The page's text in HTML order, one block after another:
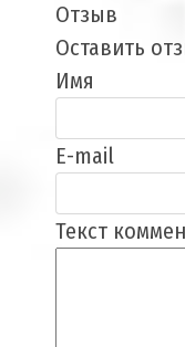
Отзыв
Оставить
Имя
E-mail
Текст